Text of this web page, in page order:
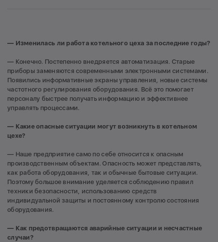
— Изменилась ли работа котельного цеха за последние годы?
— Конечно. Постепенно внедряется автоматизация. Старые
приборы заменяются современными электронными системами.
Появились информативные экраны управления, новые системы
частотного регулирования оборудования. Всё это помогает
персоналу быстрее получать информацию и эффективнее
управлять процессами.
— Какие опасные ситуации могут возникнуть в котельном
цехе?
— Наше предприятие само по себе относится к опасным
производственным объектам. Опасность может представлять,
как работа оборудования, так и обычные бытовые ситуации.
Поэтому большое внимание уделяется соблюдению правил
техники безопасности, использованию средств
индивидуальной защиты и постоянному контролю состояния
оборудования.
— Как предотвращаются аварийные ситуации и несчастные
случаи?